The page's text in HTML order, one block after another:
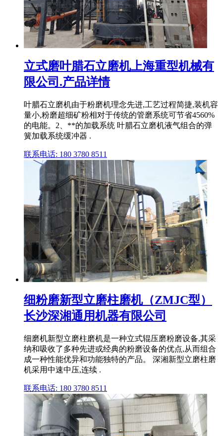
立式磨叶腊石立磨机上海重型机械有
限公司.产品详情
叶腊石立磨机由于粉磨机理念先进,工艺过程简捷,装机容
量小,粉磨超细矿粉相对于传统的管磨系统可节省4560%
的电能。2、**的加载系统 叶腊石立磨机液气组合的弹
簧加载系统缓冲器 .
联系电话: 180 3780 8511
细粉磨新型立磨柱磨机（ZMJC型）
长沙深湘通用机器有限公司
细磨机新型立磨柱磨机是一种立式辊压磨粉磨设备,其采
纳和吸收了多种先进或经典的粉磨设备的优点,从而组合
成一种性能优异和功能独特的产品。 深湘新型立磨柱磨
机采用中速中压,连续 .
联系电话: 180 3780 8511